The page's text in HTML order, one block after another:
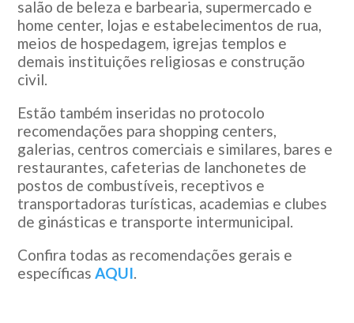
salão de beleza e barbearia, supermercado e
home center, lojas e estabelecimentos de rua,
meios de hospedagem, igrejas templos e
demais instituições religiosas e construção
civil.
Estão também inseridas no protocolo
recomendações para shopping centers,
galerias, centros comerciais e similares, bares e
restaurantes, cafeterias de lanchonetes de
postos de combustíveis, receptivos e
transportadoras turísticas, academias e clubes
de ginásticas e transporte intermunicipal.
Confira todas as recomendações gerais e
específicas AQUI